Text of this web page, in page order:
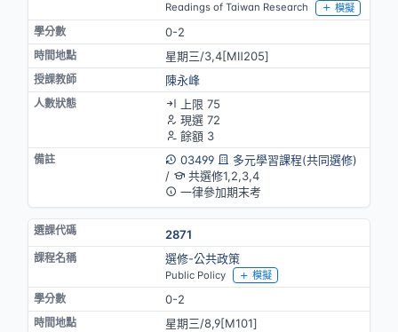
Readings of Taiwan Research 模擬
0-2
星期三/3,4[MⅡ205]
陳永峰
上限 75
現選 72
餘額 3
03499
多元學習課程(共同選修)
/
共選修1,2,3,4
一律參加期末考
2871
選修-公共政策
Public Policy 模擬
0-2
星期三/8,9[M101]